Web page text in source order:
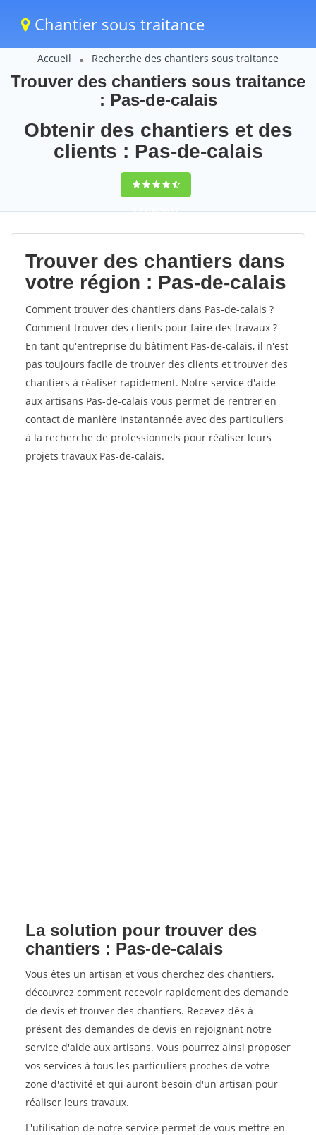
Chantier sous traitance
Accueil Recherche des chantiers sous traitance
Trouver des chantiers sous traitance
: Pas-de-calais
Obtenir des chantiers et des
clients : Pas-de-calais
9,5(100%)87
votes
Trouver des chantiers dans
votre région : Pas-de-calais
Comment trouver des chantiers dans Pas-de-calais ?
Comment trouver des clients pour faire des travaux ?
En tant qu'entreprise du bâtiment Pas-de-calais, il n'est
pas toujours facile de trouver des clients et trouver des
chantiers à réaliser rapidement. Notre service d'aide
aux artisans Pas-de-calais vous permet de rentrer en
contact de manière instantannée avec des particuliers
à la recherche de professionnels pour réaliser leurs
projets travaux Pas-de-calais.
La solution pour trouver des
chantiers : Pas-de-calais
Vous êtes un artisan et vous cherchez des chantiers,
découvrez comment recevoir rapidement des demande
de devis et trouver des chantiers. Recevez dès à
présent des demandes de devis en rejoignant notre
service d'aide aux artisans. Vous pourrez ainsi proposer
vos services à tous les particuliers proches de votre
zone d'activité et qui auront besoin d'un artisan pour
réaliser leurs travaux.
L'utilisation de notre service permet de vous mettre en